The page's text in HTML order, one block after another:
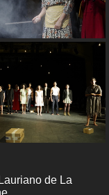
de La